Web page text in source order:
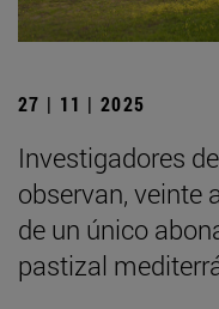
27 | 11 | 2025
Investigadores
observan, veinte
de un único
pastizal